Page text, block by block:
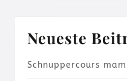
Neueste
Schnuppercours